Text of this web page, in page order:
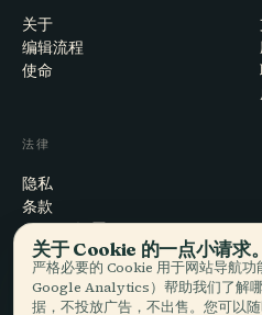
关于
编辑流程
使命
法律
隐私
条款
Cookie 设置
注销账户
关于 Cookie 的一点小请求
严格必要的 Cookie 用于网站导航
Google Analytics）帮助我们了解
据，不投放广告，不出售。您可以随